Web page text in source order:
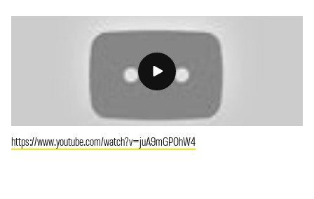
https://www.youtube.com/watch?v=juA9mGPOhW4